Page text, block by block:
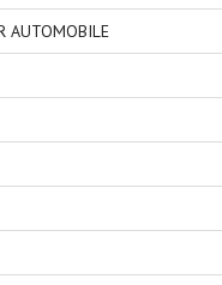
AUTOMOBILE